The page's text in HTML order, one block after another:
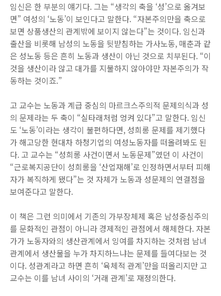
임신은 한 부분의 얘기다. 그는 “생각의 축을 ‘성’으로 옮겨보
면” 여성의 ‘노동’이 보인다고 말한다. “자본주의만을 축으로
보면 상품생산의 관계밖에 보이지 않는다”는 것이다. 임신과
출산을 비롯해 남성의 노동을 뒷받침하는 가사노동, 매춘과 같
은 성노동 등은 흔히 노동과 생산이 아닌 것으로 치부된다. “이
것을 생산이라 않고 대가를 지불하지 않아야만 자본주의가 작
동하는 것이죠.”
고 교수는 노동과 계급 중심의 마르크스주의적 문제의식과 성
의 문제라는 두 축이 “실타래처럼 엉켜 있다”고 말한다. 임신
도 ‘노동’이라는 생각이 불편하다면, 성희롱 문제를 제기했다
가 해고당한 현대차 하청기업의 여성노동자를 떠올려봐도 된
다. 고 교수는 “성희롱 사건이면서 노동문제”였던 이 사건이
“근로복지공단이 성희롱을 ‘산업재해’로 인정하면서부터 피해
자가 복직하게 됐다”는 것 자체가 노동과 성문제의 연결점을
보여준다고 말한다.
이 책은 그런 의미에서 기존의 가부장체제 혹은 남성중심주의
를 문화적인 관점이 아니라 경제적인 관점에서 해체한다. 자본
가가 노동자와의 생산관계에서 잉여를 차지하는 것처럼 남녀
관계에서 생산물을 누가 차지하느냐는 문제를 들여다보는 것
이다. 성관계라고 하면 흔히 ‘육체적 관계’만을 떠올리지만 고
교수는 이를 남녀 사이의 ‘거래 관계’로 재정의한다.